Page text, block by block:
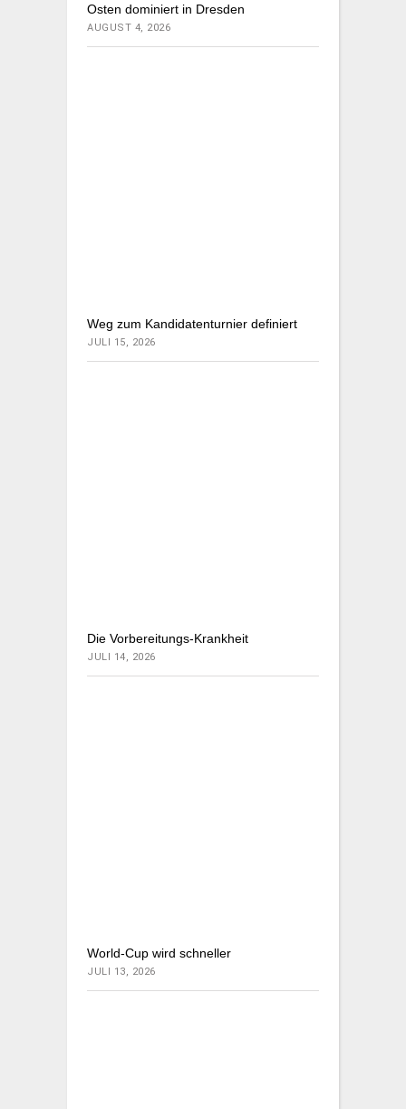
Osten dominiert in Dresden
AUGUST 4, 2026
Weg zum Kandidatenturnier definiert
JULI 15, 2026
Die Vorbereitungs-Krankheit
JULI 14, 2026
World-Cup wird schneller
JULI 13, 2026